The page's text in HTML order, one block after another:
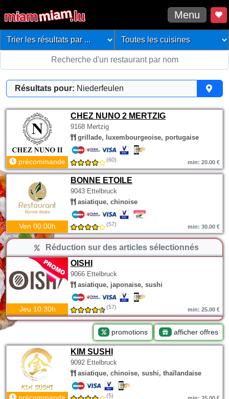
Menu
Résultats pour: Niederfeulen
CHEZ NUNO 2 MERTZIG
9168 Mertzig
grillade, luxembourgeoise, portugaise
précommande (60) min: 20.00 €
BONNE ETOILE
9043 Ettelbruck
asiatique, chinoise
Ven 00:00h (57) min: 30.00 €
Réduction sur des articles sélectionnés
OISHI
9066 Ettelbruck
asiatique, japonaise, sushi
Jeu 10:30h (57) min: 25.00 €
promotions afficher offres
KIM SUSHI
9092 Ettelbruck
asiatique, chinoise, sushi, thaïlandaise
(5)